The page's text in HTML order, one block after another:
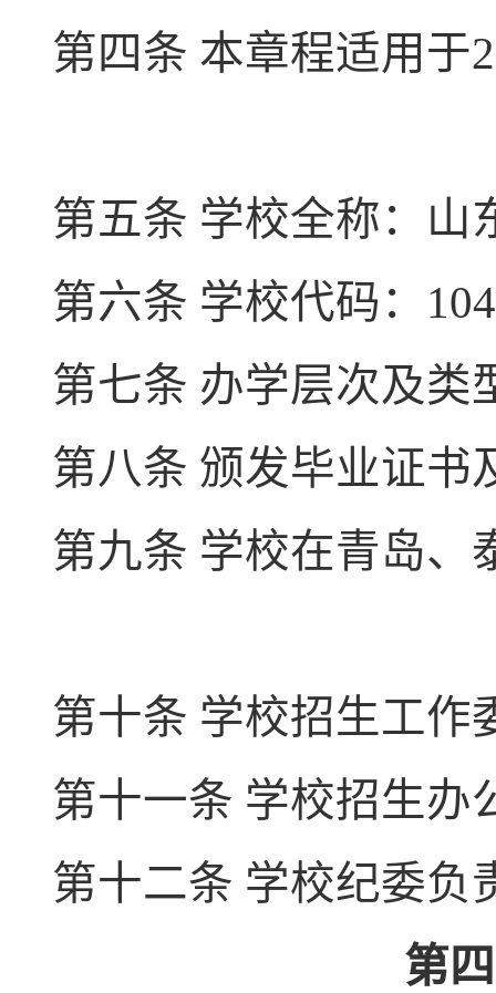
第四条 本章程适用于
第五条 学校全称：山
第六条 学校代码：
第七条 办学层次及类
第八条 颁发毕业证书
第九条 学校在青岛、
第十条 学校招生工作
第十一条 学校招生办
第十二条 学校纪委负
第